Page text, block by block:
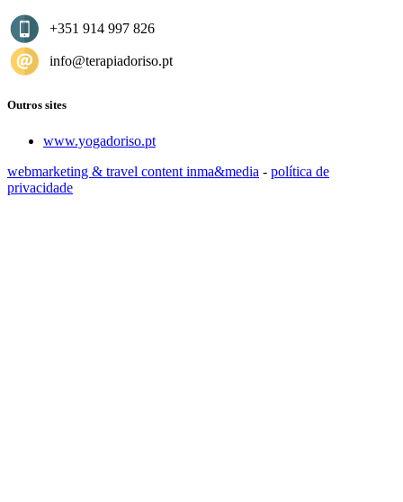
+351 914 997 826
info@terapiadoriso.pt
Outros sites
www.yogadoriso.pt
webmarketing & travel content inma&media - política de
privacidade